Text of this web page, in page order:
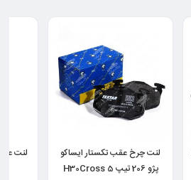
لنت چرخ عقب تکستار ایساکو
پژو 206 تیپ 5 H30Cross
لنت عقب